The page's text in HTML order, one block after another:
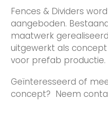
Fences & Dividers
aangeboden.
maatwerk
uitgewerkt als
voor prefab productie.
Geïnteresseerd of
concept? Neem